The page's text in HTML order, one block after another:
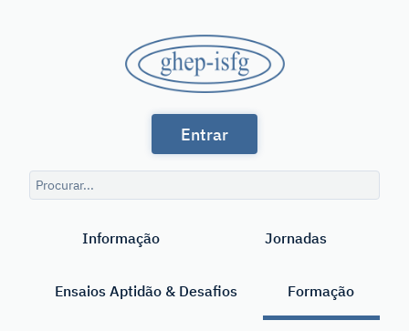
GHEP
-
ISFG
Línguas
Espanhola
Entrar
Consulta
de
Informação Jornadas
Ensaios Aptidão & Desafios Formação